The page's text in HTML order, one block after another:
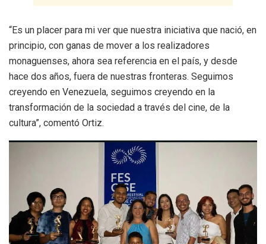
“Es un placer para mi ver que nuestra iniciativa que nació, en
principio, con ganas de mover a los realizadores
monaguenses, ahora sea referencia en el país, y desde
hace dos años, fuera de nuestras fronteras. Seguimos
creyendo en Venezuela, seguimos creyendo en la
transformación de la sociedad a través del cine, de la
cultura”, comentó Ortiz.